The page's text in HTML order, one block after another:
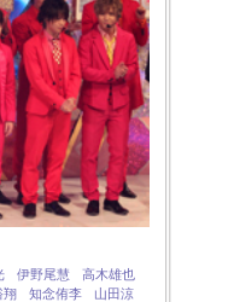
伊野尾慧
高木雄也
翔 知念侑李
山田涼